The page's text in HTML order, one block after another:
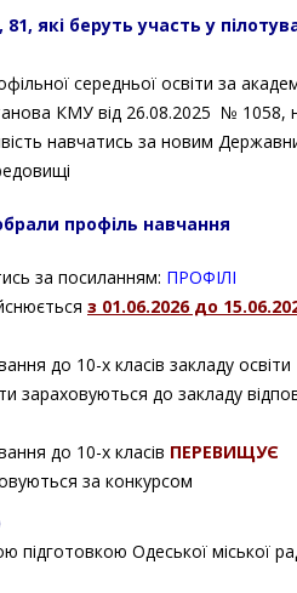
які беруть участь у
середньої освіти за
КМУ від 26.08.2025 № 1058,
навчатись за новим
профіль навчання
за посиланням: ПРОФІЛІ
з 01.06.2026 до
до 10-х класів закладу освіти
зараховуються до закладу
до 10-х класів ПЕРЕВИЩУЄ
за конкурсом
підготовкою Одеської міської